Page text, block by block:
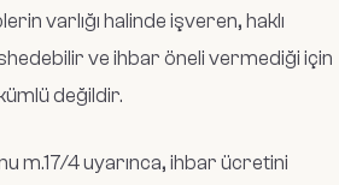
varlığı halinde işveren, haklı
ve ihbar öneli vermediği için
değildir.
m.17/4 uyarınca, ihbar ücretini